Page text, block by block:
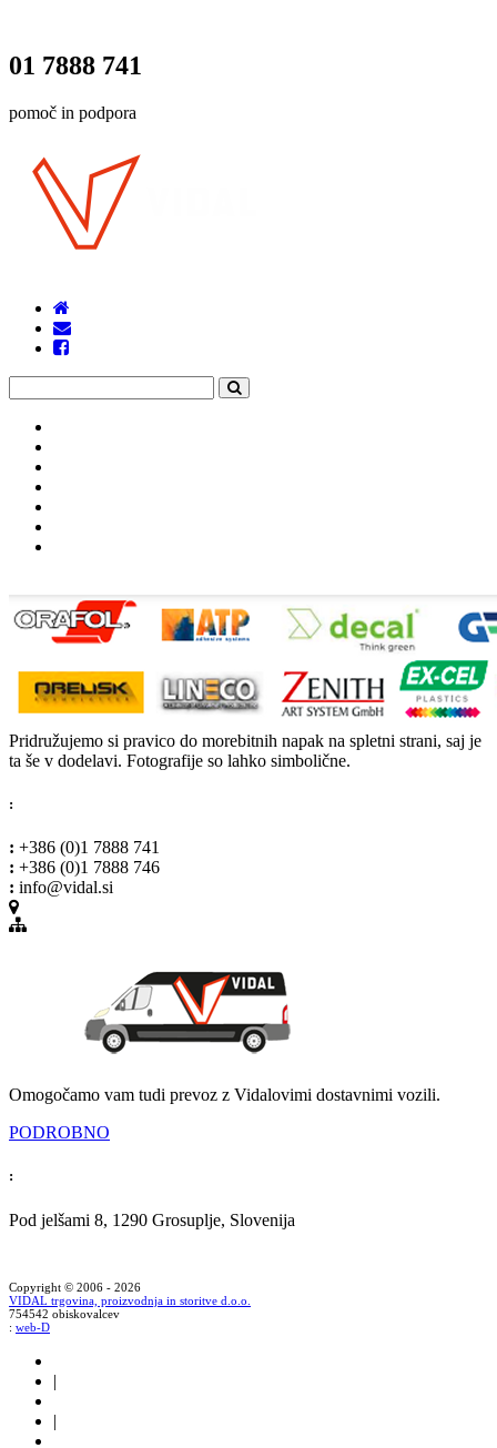
01 7888 741
pomoč in podpora
Pridružujemo si pravico do morebitnih napak na spletni strani, saj je
ta še v dodelavi. Fotografije so lahko simbolične.
:
: +386 (0)1 7888 741
: +386 (0)1 7888 746
: info@vidal.si
Omogočamo vam tudi prevoz z Vidalovimi dostavnimi vozili.
PODROBNO
:
Pod jelšami 8, 1290 Grosuplje, Slovenija
Copyright © 2006 - 2026
VIDAL trgovina, proizvodnja in storitve d.o.o.
754542 obiskovalcev
: web-D
|
|